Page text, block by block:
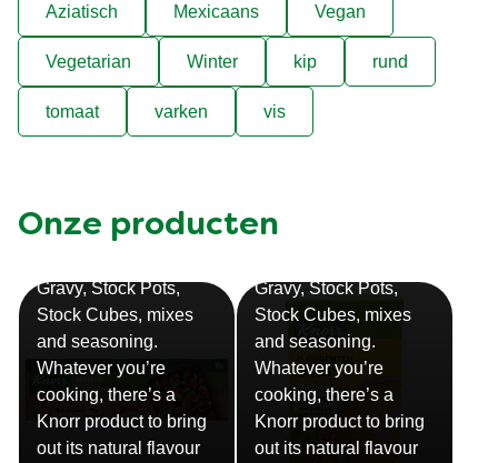
Aziatisch Mexicaans Vegan
Vegetarian Winter kip rund
tomaat varken vis
Onze producten
Gravy, Stock Pots,
Stock Cubes, mixes
and seasoning.
Whatever you’re
cooking, there’s a
Knorr product to bring
out its natural flavour
Gravy, Stock Pots,
Stock Cubes, mixes
and seasoning.
Whatever you’re
cooking, there’s a
Knorr product to bring
out its natural flavour
Sauzen